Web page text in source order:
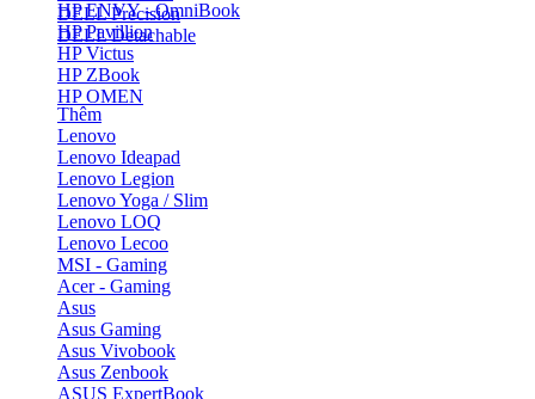
DELL Precision
DELL Detachable
HP ENVY - OmniBook
HP Pavillion
HP Victus
HP ZBook
HP OMEN
Thêm
Lenovo
Lenovo Ideapad
Lenovo Legion
Lenovo Yoga / Slim
Lenovo LOQ
Lenovo Lecoo
MSI - Gaming
Acer - Gaming
Asus
Asus Gaming
Asus Vivobook
Asus Zenbook
ASUS ExpertBook